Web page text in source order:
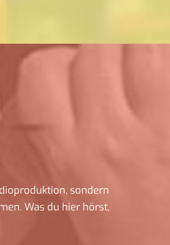
sondern
Was du hier hörst,